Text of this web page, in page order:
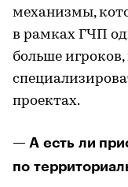
механизмы,
в рамках ГЧП
больше игроков,
проектах.
— А есть ли
по